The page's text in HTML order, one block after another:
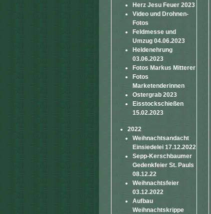
Herz Jesu Feuer 2023
Video und Drohnen-
Fotos
Feldmesse und
Umzug 04.06.2023
Heldenehrung
03.06.2023
Fotos Markus Mitterer
Fotos
Marketenderinnen
Ostergrab 2023
Eisstockschießen
15.02.2023
2022
Weihnachtsandacht
Einsiedelei 17.12.2022
Sepp-Kerschbaumer
Gedenkfeier St. Pauls
08.12.22
Weihnachtsfeier
03.12.2022
Aufbau
Weihnachtskrippe